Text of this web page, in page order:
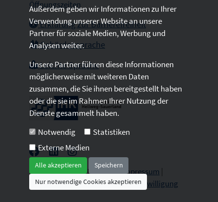
Öffnungszeiten
Erklärung zur Barrierefreiheit
Gebärdensprache
Leichte Sprache
2026 © All Rights Reserved.Impressum
Datenschutz|Sitemap|Cookie-Einwilligung
Außerdem geben wir Informationen zu Ihrer
Verwendung unserer Website an unsere
Partner für soziale Medien, Werbung und
Analysen weiter.
Unsere Partner führen diese Informationen
möglicherweise mit weiteren Daten
zusammen, die Sie ihnen bereitgestellt haben
oder die sie im Rahmen Ihrer Nutzung der
Dienste gesammelt haben.
Notwendig
Statistiken
Externe Medien
Alle akzeptieren
Speichern
Nur notwendige Cookies akzeptieren